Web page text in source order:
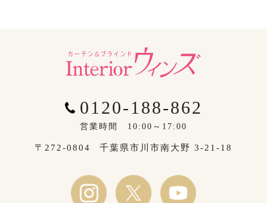
0120-188-862
営業時間 10:00～17:00
〒272-0804 千葉県市川市南大野 3-21-18